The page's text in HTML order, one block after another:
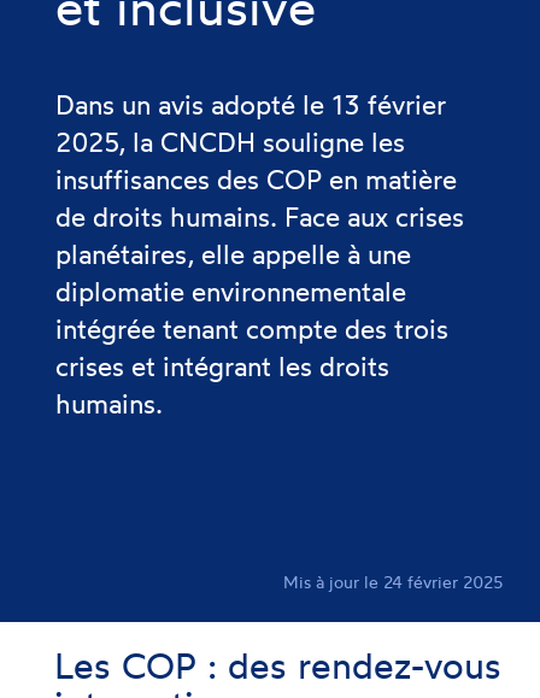
Dans un avis adopté le 13 février
2025, la CNCDH souligne les
insuffisances des COP en matière
de droits humains. Face aux crises
planétaires, elle appelle à une
diplomatie environnementale
intégrée tenant compte des trois
crises et intégrant les droits
humains.
Mis à jour le 24 février 2025
Les COP : des rendez-vous